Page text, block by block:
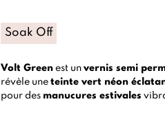
Soak Off
Volt Green est unvernis semi
révèle uneteinte vert néon
pour des manucures estivales